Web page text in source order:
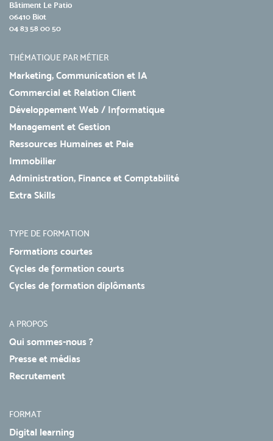
Bâtiment Le Patio
06410 Biot
04 83 58 00 50
THÉMATIQUE PAR MÉTIER
Marketing, Communication et IA
Commercial et Relation Client
Développement Web / Informatique
Management et Gestion
Ressources Humaines et Paie
Immobilier
Administration, Finance et Comptabilité
Extra Skills
TYPE DE FORMATION
Formations courtes
Cycles de formation courts
Cycles de formation diplômants
A PROPOS
Qui sommes-nous ?
Presse et médias
Recrutement
FORMAT
Digital learning